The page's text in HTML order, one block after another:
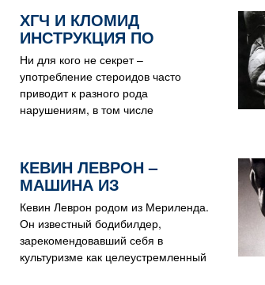
ХГЧ И КЛОМИД
ИНСТРУКЦИЯ ПО
ПРИМЕНЕНИЮ
Ни для кого не секрет –
употребление стероидов часто
приводит к разного рода
нарушениям, в том числе
КЕВИН ЛЕВРОН –
МАШИНА ИЗ
МУСКУЛОВ!
Кевин Леврон родом из Мериленда.
Он известный бодибилдер,
зарекомендовавший себя в
культуризме как целеустремленный